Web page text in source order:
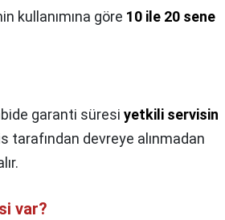
kullanımına göre 10 ile 20 sene
garanti süresi yetkili servisin
tarafından devreye alınmadan
var?